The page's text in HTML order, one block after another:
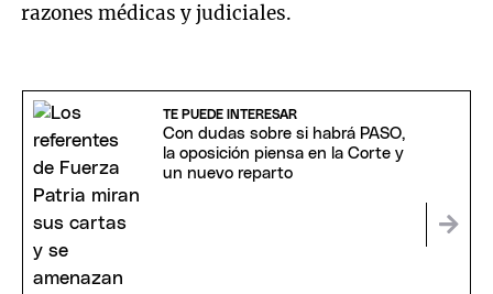
razones médicas y judiciales.
TE PUEDE INTERESAR
Con dudas sobre si habrá PASO,
la oposición piensa en la Corte y
un nuevo reparto